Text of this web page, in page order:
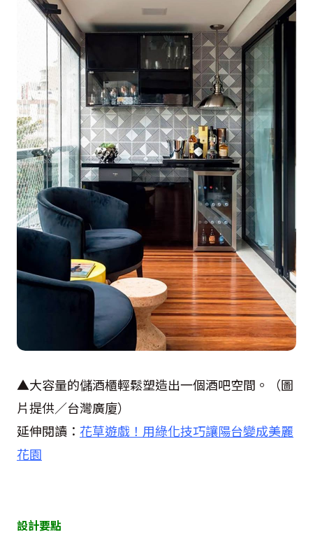
▲大容量的儲酒櫃輕鬆塑造出一個酒吧空間。（圖
片提供／台灣廣廈）
延伸閱讀： 花草遊戲！用綠化技巧讓陽台變成美麗
花園
設計要點